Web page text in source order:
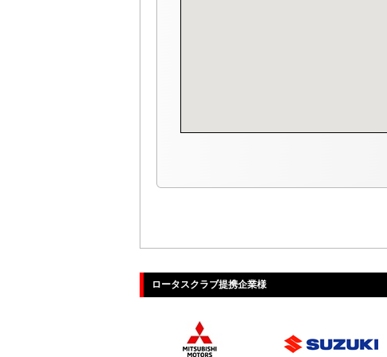
ロータスクラブ提携企業様